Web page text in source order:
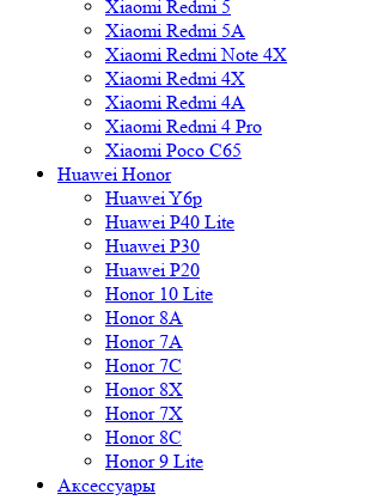
Xiaomi Redmi 5
Xiaomi Redmi 5A
Xiaomi Redmi Note 4X
Xiaomi Redmi 4X
Xiaomi Redmi 4A
Xiaomi Redmi 4 Pro
Xiaomi Poco C65
Huawei Honor
Huawei Y6p
Huawei P40 Lite
Huawei P30
Huawei P20
Honor 10 Lite
Honor 8A
Honor 7A
Honor 7C
Honor 8X
Honor 7X
Honor 8C
Honor 9 Lite
Аксессуары